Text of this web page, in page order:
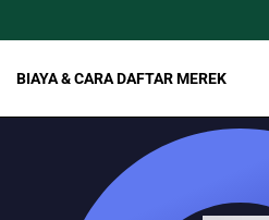
BIAYA & CARA DAFTAR MEREK